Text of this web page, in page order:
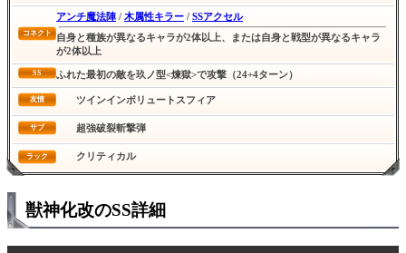
コネクト
アンチ魔法陣 / 木属性キラー / SSアクセル
自身と種族が異なるキャラが2体以上、または自身と戦型が異なるキャラ
が2体以上
SS ふれた最初の敵を玖ノ型<煉獄>で攻撃（24+4ターン）
友情 ツインインボリュートスフィア
サブ 超強破裂斬撃弾
ラック クリティカル
獣神化改のSS詳細